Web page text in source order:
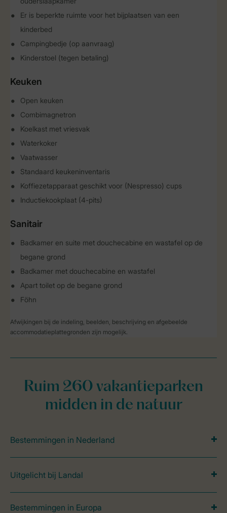
Er is beperkte ruimte voor het bijplaatsen van een
kinderbed
Campingbedje (op aanvraag)
Kinderstoel (tegen betaling)
Keuken
Open keuken
Combimagnetron
Koelkast met vriesvak
Waterkoker
Vaatwasser
Standaard keukeninventaris
Koffiezetapparaat geschikt voor (Nespresso) cups
Inductiekookplaat (4-pits)
Sanitair
Badkamer en suite met douchecabine en wastafel op de
begane grond
Badkamer met douchecabine en wastafel
Apart toilet op de begane grond
Föhn
Afwijkingen bij de indeling, beelden, beschrijving en afgebeelde
accommodatieplattegronden zijn mogelijk.
Ruim 260 vakantieparken
midden in de natuur
Bestemmingen in Nederland
Uitgelicht bij Landal
Bestemmingen in Europa